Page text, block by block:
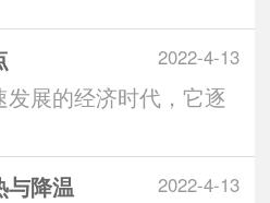
2022-4-13
展的经济时代，它逐
2022-4-13
与降温